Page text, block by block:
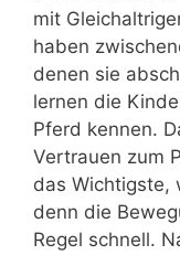
mit
haben
denen sie
lernen die
Pferd kennen.
Vertrauen zum
das Wichtigste,
denn die
Regel schnell.